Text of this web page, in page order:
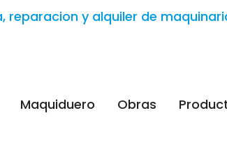
Maquiduero Obras